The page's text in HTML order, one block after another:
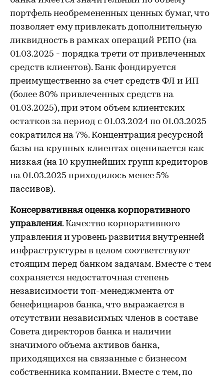
портфель необремененных ценных бумаг, что
позволяет ему привлекать дополнительную
ликвидность в рамках операций РЕПО (на
01.03.2025 - порядка трети от привлеченных
средств клиентов). Банк фондируется
преимущественно за счет средств ФЛ и ИП
(более 80% привлеченных средств на
01.03.2025), при этом объем клиентских
остатков за период с 01.03.2024 по 01.03.2025
сократился на 7%. Концентрация ресурсной
базы на крупных клиентах оценивается как
низкая (на 10 крупнейших групп кредиторов
на 01.03.2025 приходилось менее 5%
пассивов).
Консервативная оценка корпоративного
управления. Качество корпоративного
управления и уровень развития внутренней
инфраструктуры в целом соответствуют
стоящим перед банком задачам. Вместе с тем
сохраняется недостаточная степень
независимости топ-менеджмента от
бенефициаров банка, что выражается в
отсутствии независимых членов в составе
Совета директоров банка и наличии
значимого объема активов банка,
приходящихся на связанные с бизнесом
собственника компании. Вместе с тем, по